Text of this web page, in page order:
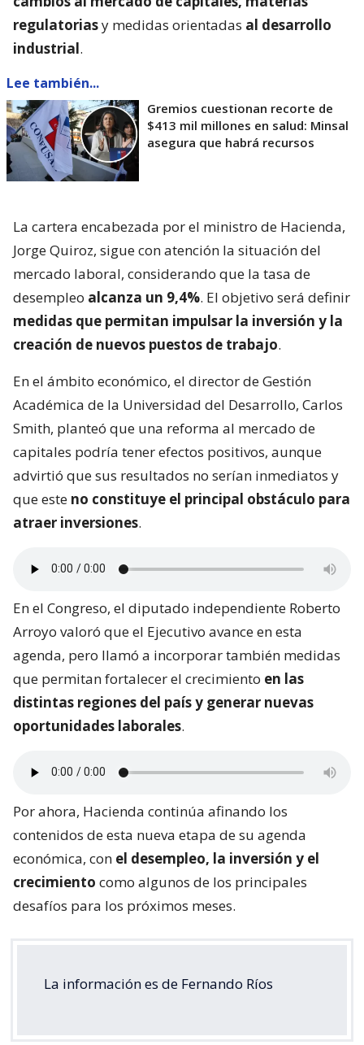
regulatoriasy medidas orientadas al desarrollo
industrial.
Lee también...
Gremios cuestionan recorte de
$413 mil millones en salud: Minsal
asegura que habrá recursos
La cartera encabezada por el ministro de Hacienda,
Jorge Quiroz, sigue con atención la situación del
mercado laboral, considerando que la tasa de
desempleo alcanza un 9,4%. El objetivo será definir
medidas que permitan impulsar la inversión y la
creación de nuevos puestos de trabajo.
En el ámbito económico, el director de Gestión
Académica de la Universidad del Desarrollo, Carlos
Smith, planteó que una reforma al mercado de
capitales podría tener efectos positivos, aunque
advirtió que sus resultados no serían inmediatos y
que este no constituye el principal obstáculo para
atraer inversiones.
En el Congreso, el diputado independiente Roberto
Arroyo valoró que el Ejecutivo avance en esta
agenda, pero llamó a incorporar también medidas
que permitan fortalecer el crecimiento en las
distintas regiones del país y generar nuevas
oportunidades laborales.
Por ahora, Hacienda continúa afinando los
contenidos de esta nueva etapa de su agenda
económica, con el desempleo, la inversión y el
crecimiento como algunos de los principales
desafíos para los próximos meses.
La información es de Fernando Ríos